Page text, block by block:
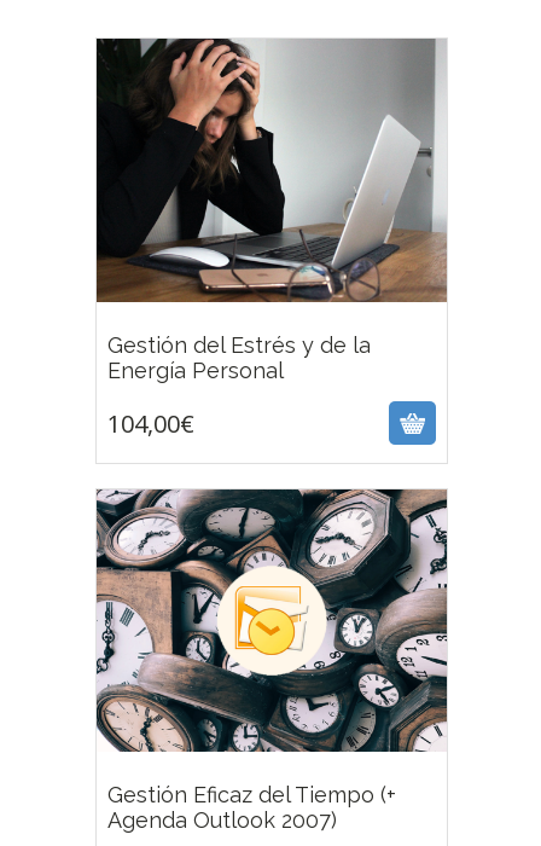
Gestión del Estrés y de la
Energía Personal
104,00€
104,00 €
Gestión Eficaz del Tiempo (+
Agenda Outlook 2007)
108,00€